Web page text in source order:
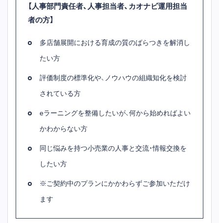
【人事部門責任者、人事担当者、カオナビ運用担当
者の方】
多店舗展開における育成の質のばらつきを解消し
たい方
評価制度の標準化や、ノウハウの組織知化を検討
されている方
eラーニングを整備したいが、何から始めればよい
かわからない方
同じ悩みを持つ小売業の人事と交流・情報交換を
したい方
※ご契約中のプランにかかわらずご参加いただけ
ます